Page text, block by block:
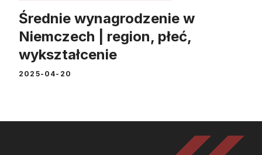
Średnie wynagrodzenie w
Niemczech | region, płeć,
wykształcenie
2025-04-20